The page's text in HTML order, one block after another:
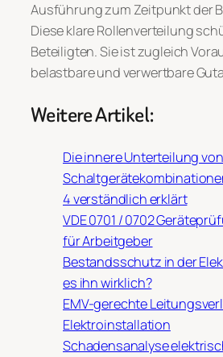
Ausführung zum Zeitpunkt der
Diese klare Rollenverteilung
Beteiligten. Sie ist zugleich
belastbare und verwertbare
Weitere Artikel:
Die innere Unterteilung von
4 verständlich erklärt
VDE 0701 / 0702
für Arbeitgeber
Bestandsschutz in der
es ihn wirklich?
EMV-gerechte
Elektroinstallation
Schadensanalyse